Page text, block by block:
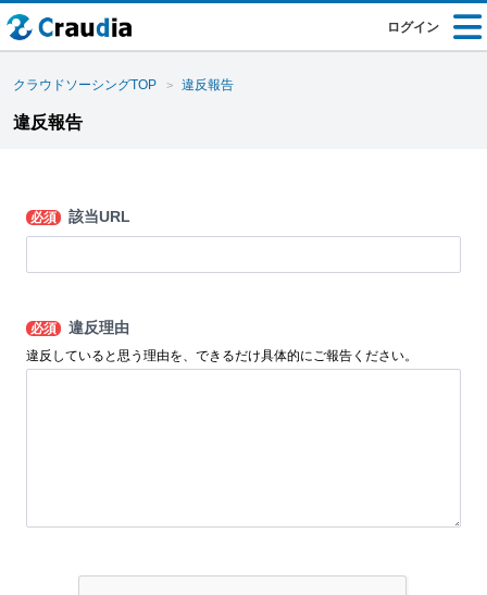
ログイン
クラウドソーシングTOP 違反報告
違反報告
必須 該当URL
必須 違反理由
違反していると思う理由を、できるだけ具体的にご報告ください。